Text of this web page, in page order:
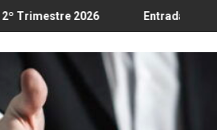
Entrada em vigor da